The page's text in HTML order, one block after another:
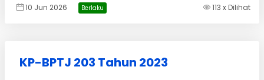
10 Jun 2026 Berlaku 113 x Dilihat
KP-BPTJ 203 Tahun 2023